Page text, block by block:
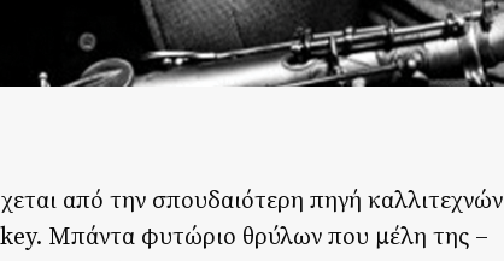
από την σπουδαιότερη πηγή καλλιτεχνών
Μπάντα φυτώριο θρύλων που μέλη της –